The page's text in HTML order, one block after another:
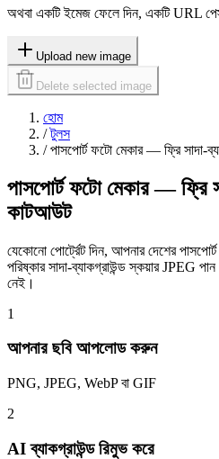
অথবা একটি ইমেজ ফেলে দিন, একটি URL
Upload new image
Delete selected image
হোম
/ টুলস
/ পাসপোর্ট ফটো মেকার — ফ্রি সাদা-
পাসপোর্ট ফটো মেকার — ফ্রি
কাটআউট
যেকোনো পোর্ট্রেট দিন, আপনার দেশের
পরিষ্কার সাদা-ব্যাকগ্রাউন্ড স্কয়ার JPEG
নেই।
1
আপনার ছবি আপলোড করুন
PNG, JPEG, WebP বা GIF
2
AI ব্যাকগ্রাউন্ড রিমুভ করে